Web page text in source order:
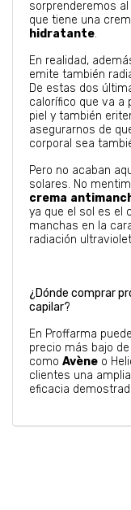
sorprenderemos
que tiene una
hidratante.
En realidad,
emite también
De estas dos
calorífico que va a
piel y también
asegurarnos de
corporal sea
Pero no acaban
solares. No
crema
ya que el sol es el
manchas en la
radiación
¿Dónde comprar
capilar?
En Proffarma
precio más bajo
como Avène o
clientes una
eficacia